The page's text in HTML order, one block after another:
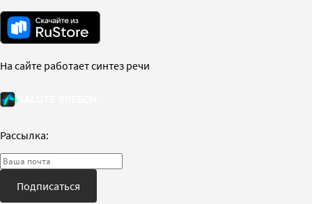
На сайте работает синтез речи
Рассылка:
Подписаться